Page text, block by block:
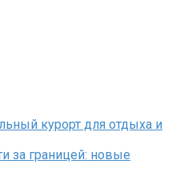
курорт для отдыха и
за границей: новые